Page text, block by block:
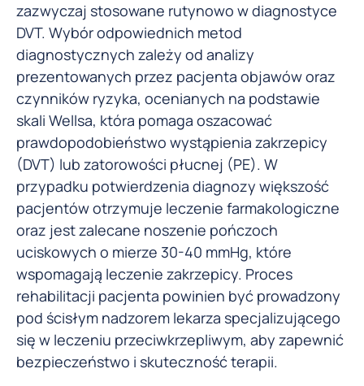
zazwyczaj stosowane rutynowo w diagnostyce
DVT. Wybór odpowiednich metod
diagnostycznych zależy od analizy
prezentowanych przez pacjenta objawów oraz
czynników ryzyka, ocenianych na podstawie
skali Wellsa, która pomaga oszacować
prawdopodobieństwo wystąpienia zakrzepicy
(DVT) lub zatorowości płucnej (PE). W
przypadku potwierdzenia diagnozy większość
pacjentów otrzymuje leczenie farmakologiczne
oraz jest zalecane noszenie pończoch
uciskowych o mierze 30-40 mmHg, które
wspomagają leczenie zakrzepicy. Proces
rehabilitacji pacjenta powinien być prowadzony
pod ścisłym nadzorem lekarza specjalizującego
się w leczeniu przeciwkrzepliwym, aby zapewnić
bezpieczeństwo i skuteczność terapii.